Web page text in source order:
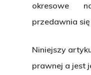
okresowe
przedawnia
Niniejszy
prawnej a jest